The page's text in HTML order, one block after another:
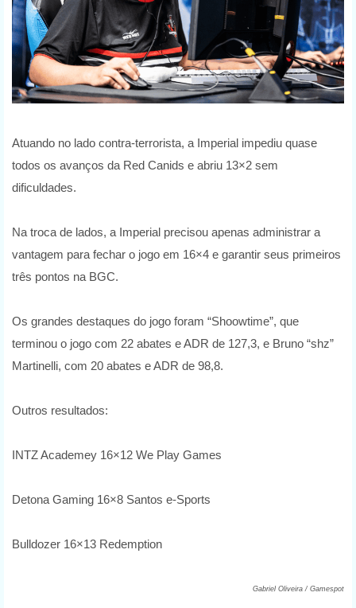
Atuando no lado contra-terrorista, a Imperial impediu quase
todos os avanços da Red Canids e abriu 13×2 sem
dificuldades.
Na troca de lados, a Imperial precisou apenas administrar a
vantagem para fechar o jogo em 16×4 e garantir seus primeiros
três pontos na BGC.
Os grandes destaques do jogo foram “Shoowtime”, que
terminou o jogo com 22 abates e ADR de 127,3, e Bruno “shz”
Martinelli, com 20 abates e ADR de 98,8.
Outros resultados:
INTZ Academey 16×12 We Play Games
Detona Gaming 16×8 Santos e-Sports
Bulldozer 16×13 Redemption
Gabriel Oliveira / Gamespot